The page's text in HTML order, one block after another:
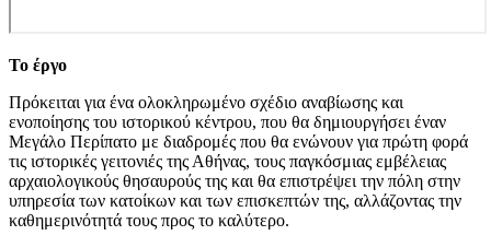
Το έργο
Πρόκειται για ένα ολοκληρωμένο σχέδιο αναβίωσης και
ενοποίησης του ιστορικού κέντρου, που θα δημιουργήσει έναν
Μεγάλο Περίπατο με διαδρομές που θα ενώνουν για πρώτη φορά
τις ιστορικές γειτονιές της Αθήνας, τους παγκόσμιας εμβέλειας
αρχαιολογικούς θησαυρούς της και θα επιστρέψει την πόλη στην
υπηρεσία των κατοίκων και των επισκεπτών της, αλλάζοντας την
καθημερινότητά τους προς το καλύτερο.